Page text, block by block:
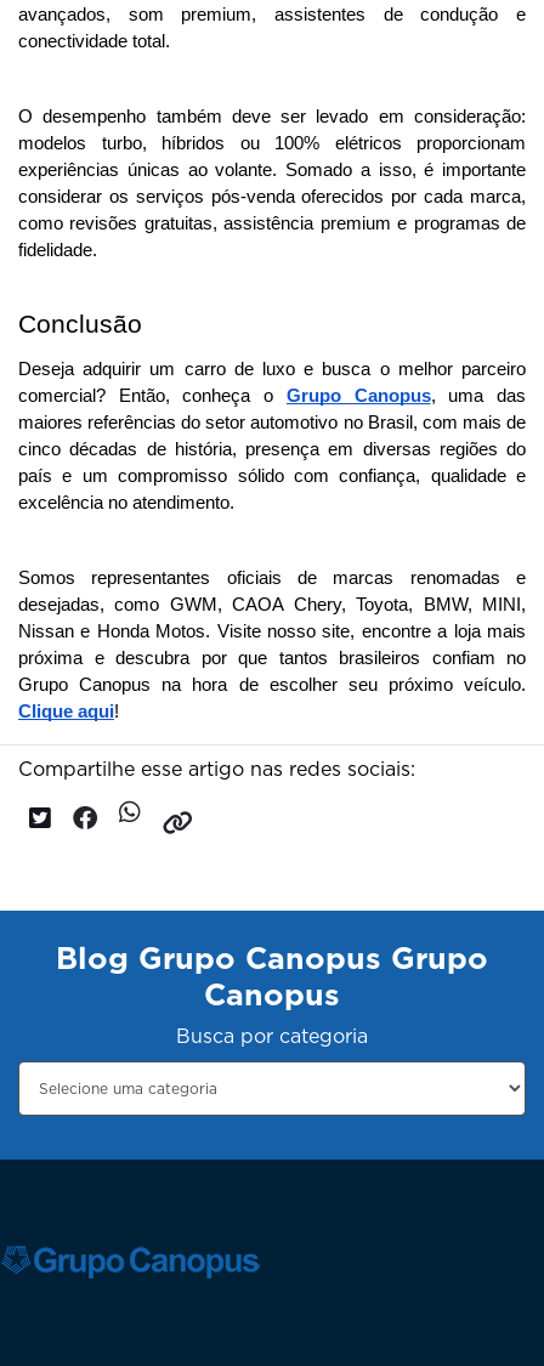
avançados, som premium, assistentes de condução e
conectividade total.
O desempenho também deve ser levado em consideração:
modelos turbo, híbridos ou 100% elétricos proporcionam
experiências únicas ao volante. Somado a isso, é importante
considerar os serviços pós-venda oferecidos por cada marca,
como revisões gratuitas, assistência premium e programas de
fidelidade.
Conclusão
Deseja adquirir um carro de luxo e busca o melhor parceiro
comercial? Então, conheça o Grupo Canopus, uma das
maiores referências do setor automotivo no Brasil, com mais de
cinco décadas de história, presença em diversas regiões do
país e um compromisso sólido com confiança, qualidade e
excelência no atendimento.
Somos representantes oficiais de marcas renomadas e
desejadas, como GWM, CAOA Chery, Toyota, BMW, MINI,
Nissan e Honda Motos. Visite nosso site, encontre a loja mais
próxima e descubra por que tantos brasileiros confiam no
Grupo Canopus na hora de escolher seu próximo veículo.
Clique aqui!
Compartilhe esse artigo nas redes sociais:
Blog Grupo Canopus Grupo
Canopus
Busca por categoria